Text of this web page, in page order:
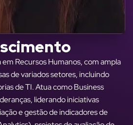
em Recursos Humanos, com ampla
de variados setores, incluindo
de TI. Atua como Business
liderando iniciativas
e gestão de indicadores de